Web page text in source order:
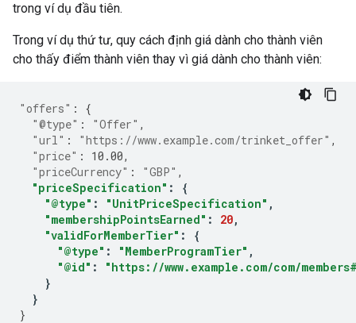
trong ví dụ đầu tiên.
Trong ví dụ thứ tư, quy cách định giá dành cho thành viên
cho thấy điểm thành viên thay vì giá dành cho thành viên:
"offers" :
{
"@type" : "Offer" ,
"url" : "https://www.example.com/trinket_offer" ,
"price" : 10.00,
"priceCurrency" : "GBP" ,
"priceSpecification" :
{
"@type" : "UnitPriceSpecification" ,
"membershipPointsEarned" : 20,
"validForMemberTier" :
{
"@type" : "MemberProgramTier" ,
"@id" :
"https://www.example.com/com/
}
}
}